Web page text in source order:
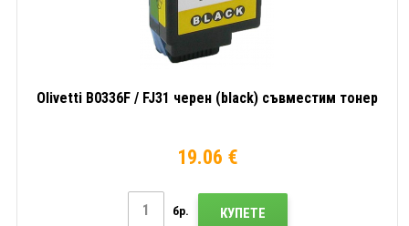
Olivetti B0336F / FJ31 черен (black) съвместим тонер
19.06 €
бр. КУПЕТЕ